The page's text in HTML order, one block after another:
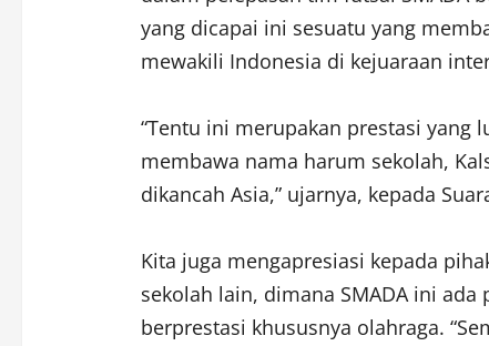
yang dicapai ini sesuatu yang
mewakili Indonesia di kejuaraan
“Tentu ini merupakan prestasi yang
membawa nama harum sekolah,
dikancah Asia,” ujarnya, kepada
Kita juga mengapresiasi kepada
sekolah lain, dimana SMADA ini
berprestasi khususnya olahraga.